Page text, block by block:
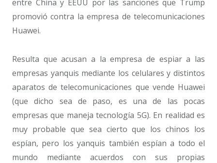
entre China y EEUU por las sanciones que Trump
promovió contra la empresa de telecomunicaciones
Huawei.
Resulta que acusan a la empresa de espiar a las
empresas yanquis mediante los celulares y distintos
aparatos de telecomunicaciones que vende Huawei
(que dicho sea de paso, es una de las pocas
empresas que maneja tecnología 5G). En realidad es
muy probable que sea cierto que los chinos los
espían, pero los yanquis también espían a todo el
mundo mediante acuerdos con sus propias